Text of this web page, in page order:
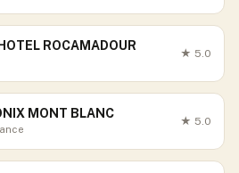
ROCAMADOUR
★ 5.0
MONT BLANC
★ 5.0